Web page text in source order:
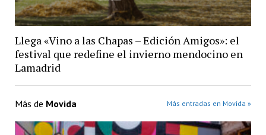
Llega «Vino a las Chapas – Edición Amigos»: el
festival que redefine el invierno mendocino en
Lamadrid
Más de Movida Más entradas en Movida »